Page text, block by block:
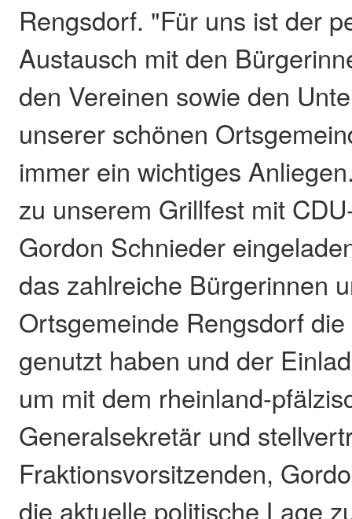
Rengsdorf. "Für uns ist der
Austausch mit den
den Vereinen sowie den
unserer schönen
immer ein wichtiges
zu unserem Grillfest mit
Gordon Schnieder
das zahlreiche Bürgerinnen
Ortsgemeinde Rengsdorf
genutzt haben und der
um mit dem rheinland-
Generalsekretär und
Fraktionsvorsitzenden,
die aktuelle politische Lage